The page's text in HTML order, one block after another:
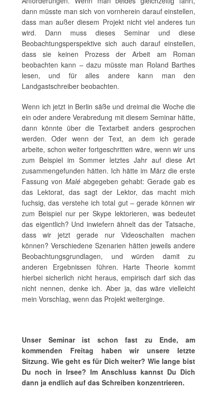
dann müsste man sich von vornherein darauf einstellen,
dass man außer diesem Projekt nicht viel anderes tun
wird. Dann muss dieses Seminar und diese
Beobachtungsperspektive sich auch darauf einstellen,
dass sie keinen Prozess der Arbeit am Roman
beobachten kann – dazu müsste man Roland Barthes
lesen, und für alles andere kann man den
Landgastschreiber beobachten.
Wenn ich jetzt in Berlin säße und dreimal die Woche die
ein oder andere Verabredung mit diesem Seminar hätte,
dann könnte über die Textarbeit anders gesprochen
werden. Oder wenn der Text, an dem ich gerade
arbeite, schon weiter fortgeschritten wäre, wenn wir uns
zum Beispiel im Sommer letztes Jahr auf diese Art
zusammengefunden hätten. Ich hätte im März die erste
Fassung von Malé abgegeben gehabt: Gerade gab es
das Lektorat, das sagt der Lektor, das macht mich
fuchsig, das verstehe ich total gut – gerade können wir
zum Beispiel nur per Skype lektorieren, was bedeutet
das eigentlich? Und inwiefern ähnelt das der Tatsache,
dass wir jetzt gerade nur Videoschalten machen
können? Verschiedene Szenarien hätten jeweils andere
Beobachtungsgrundlagen, und würden damit zu
anderen Ergebnissen führen. Harte Theorie kommt
hierbei sicherlich nicht heraus, empirisch darf sich das
nicht nennen, denke ich. Aber ja, das wäre vielleicht
mein Vorschlag, wenn das Projekt weiterginge.
Unser Seminar ist schon fast zu Ende, am
kommenden Freitag haben wir unsere letzte
Sitzung. Wie geht es für Dich weiter? Wie lange bist
Du noch in Irsee? Im Anschluss kannst Du Dich
dann ja endlich auf das Schreiben konzentrieren.